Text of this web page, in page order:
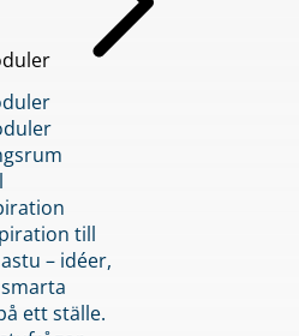
till
– idéer,
ett ställe.